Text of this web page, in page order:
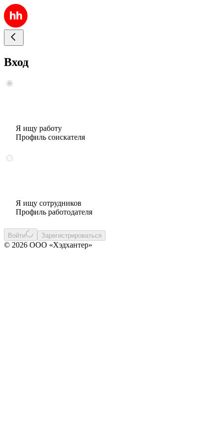
Вход
Я ищу работу
Профиль соискателя
Я ищу сотрудников
Профиль работодателя
Войти Зарегистрироваться
© 2026 ООО «Хэдхантер»